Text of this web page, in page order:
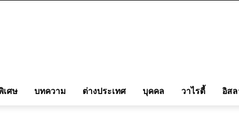
เศษ บทความ ต่างประเทศ บุคคล วาไรตี้ อิส